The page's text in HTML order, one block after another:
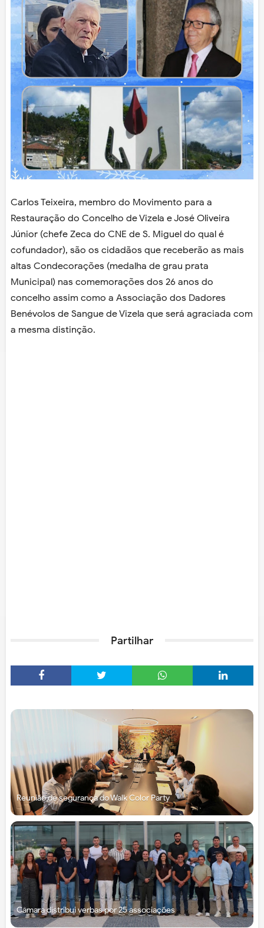
Carlos Teixeira, membro do Movimento para a
Restauração do Concelho de Vizela e José Oliveira
Júnior (chefe Zeca do CNE de S. Miguel do qual é
cofundador), são os cidadãos que receberão as mais
altas Condecorações (medalha de grau prata
Municipal) nas comemorações dos 26 anos do
concelho assim como a Associação dos Dadores
Benévolos de Sangue de Vizela que será agraciada com
a mesma distinção.
Partilhar
Reunião de segurança do Walk Color Party
Câmara distribui verbas por 25 associações